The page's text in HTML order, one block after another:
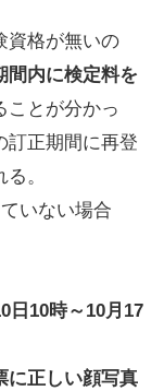
資格が無いの
間内に検定料を
ことが分かっ
訂正期間に再登
。
いない場合
日10時～10月17
に正しい顔写真